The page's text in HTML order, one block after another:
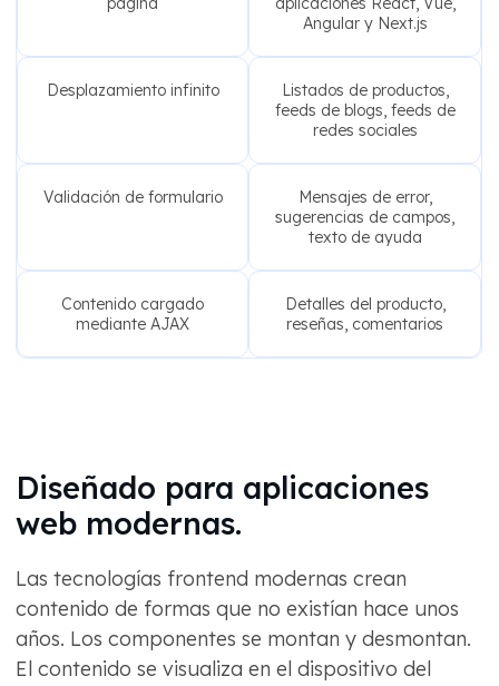
Angular y Next.js
Desplazamiento infinito
Listados de productos,
feeds de blogs, feeds de
redes sociales
Validación de formulario
Mensajes de error,
sugerencias de campos,
texto de ayuda
Contenido cargado
mediante AJAX
Detalles del producto,
reseñas, comentarios
Diseñado para aplicaciones
web modernas.
Las tecnologías frontend modernas crean
contenido de formas que no existían hace unos
años. Los componentes se montan y desmontan.
El contenido se visualiza en el dispositivo del